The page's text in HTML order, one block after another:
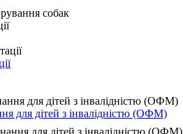
собак
для дітей з інвалідністю (ОФМ)
для дітей з інвалідністю (ОФМ)